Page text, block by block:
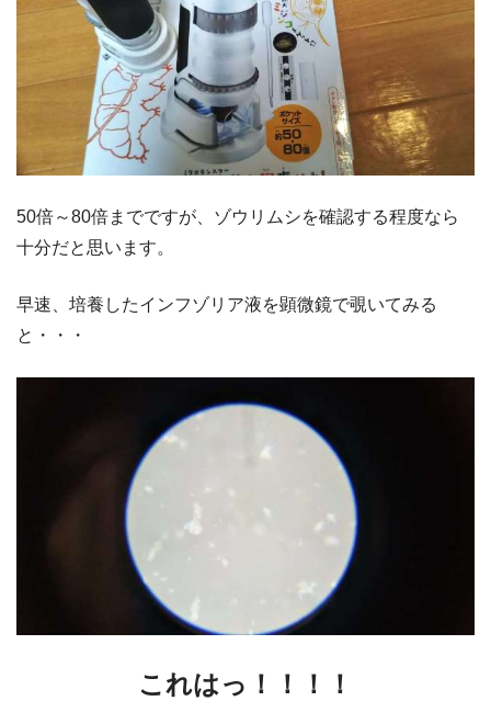
50倍～80倍までですが、ゾウリムシを確認する程度なら
十分だと思います。
早速、培養したインフゾリア液を顕微鏡で覗いてみる
と・・・
これはっ！！！！